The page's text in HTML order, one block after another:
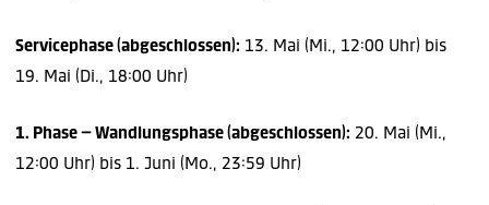
Servicephase (abgeschlossen): 13. Mai (Mi., 12:00 Uhr) bis
19. Mai (Di., 18:00 Uhr)
1. Phase –Wandlungsphase (abgeschlossen): 20. Mai (Mi.,
12:00 Uhr) bis 1. Juni (Mo., 23:59 Uhr)